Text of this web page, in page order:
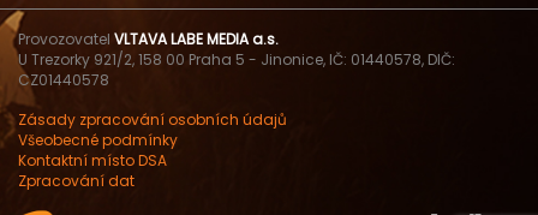
Provozovatel VLTAVA LABE MEDIA a.s.
U Trezorky 921/2, 158 00 Praha 5 - Jinonice, IČ: 01440578, DIČ:
CZ01440578
Zásady zpracování osobních údajů
Všeobecné podmínky
Kontaktní místo DSA
Zpracování dat